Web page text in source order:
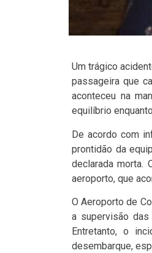
Um trágico
passageira que
aconteceu na
equilíbrio
De acordo com
prontidão da
declarada morta.
aeroporto, que
O Aeroporto de
a supervisão das
Entretanto, o
desembarque,